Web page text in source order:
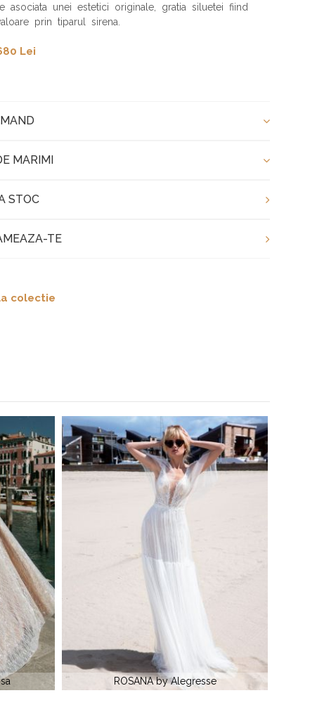
asociata unei estetici originale, gratia siluetei fiind
prin tiparul sirena.
Lei
MARIMI
STOC
TE
colectie
SULIKO by Anna Sposa